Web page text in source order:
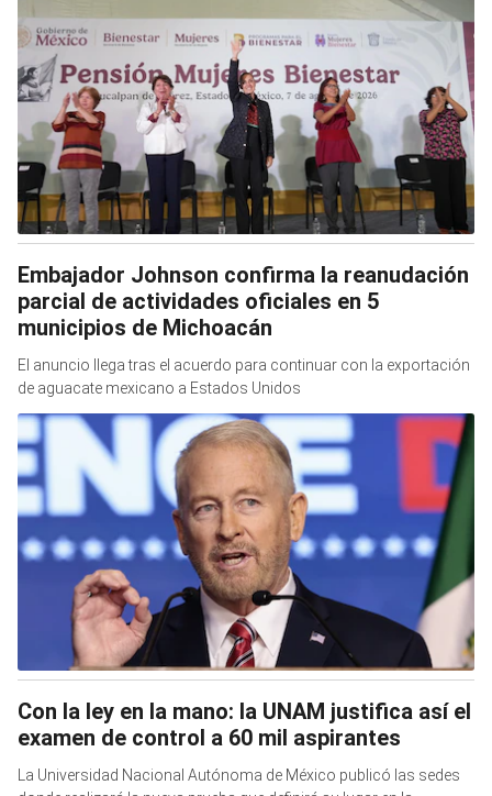
Embajador Johnson confirma la reanudación
parcial de actividades oficiales en 5
municipios de Michoacán
El anuncio llega tras el acuerdo para continuar con la exportación
de aguacate mexicano a Estados Unidos
Con la ley en la mano: la UNAM justifica así el
examen de control a 60 mil aspirantes
La Universidad Nacional Autónoma de México publicó las sedes